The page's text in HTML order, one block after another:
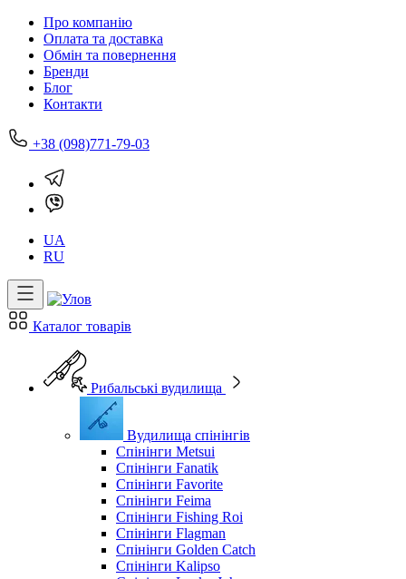
Про компанію
Оплата та доставка
Обмін та повернення
Бренди
Блог
Контакти
+38 (098)771-79-03
UA
RU
Каталог товарів
Рибальські вудилища
Вудилища спінінгів
Спінінги Metsui
Спінінги Fanatik
Спінінги Favorite
Спінінги Feima
Спінінги Fishing Roi
Спінінги Flagman
Спінінги Golden Catch
Спінінги Kalipso